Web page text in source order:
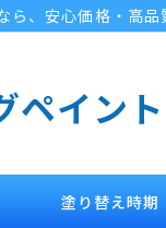
ら、安心価格・高
ペイント
塗り替え時期